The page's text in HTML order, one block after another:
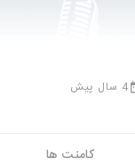
4 سال پیش
کامنت ها